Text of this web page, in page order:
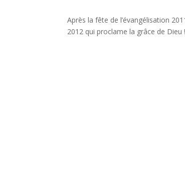
Après la fête de l’évangélisation
2012 qui proclame la grâce de Dieu !